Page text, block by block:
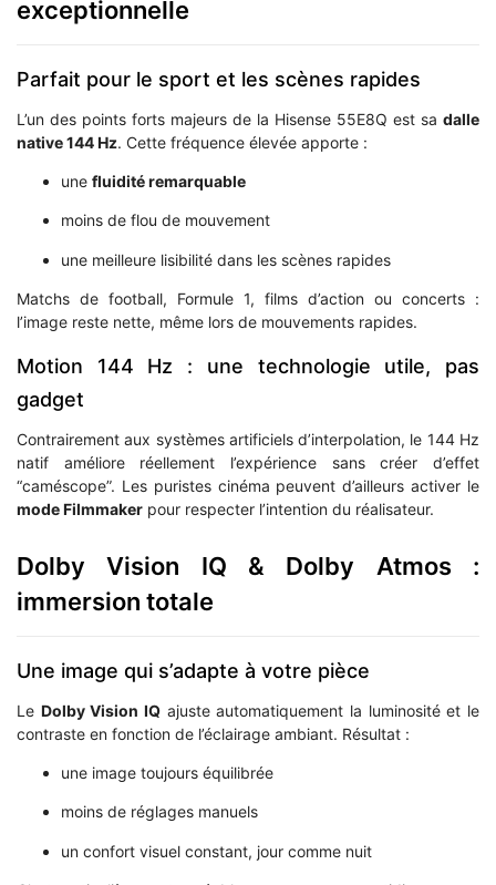
exceptionnelle
Parfait pour le sport et les scènes rapides
L’un des points forts majeurs de la Hisense 55E8Q est sa dalle
native 144 Hz. Cette fréquence élevée apporte :
une fluidité remarquable
moins de flou de mouvement
une meilleure lisibilité dans les scènes rapides
Matchs de football, Formule 1, films d’action ou concerts :
l’image reste nette, même lors de mouvements rapides.
Motion 144 Hz : une technologie utile, pas
gadget
Contrairement aux systèmes artificiels d’interpolation, le 144 Hz
natif améliore réellement l’expérience sans créer d’effet
“caméscope”. Les puristes cinéma peuvent d’ailleurs activer le
mode Filmmaker pour respecter l’intention du réalisateur.
Dolby Vision IQ & Dolby Atmos :
immersion totale
Une image qui s’adapte à votre pièce
Le Dolby Vision IQ ajuste automatiquement la luminosité et le
contraste en fonction de l’éclairage ambiant. Résultat :
une image toujours équilibrée
moins de réglages manuels
un confort visuel constant, jour comme nuit